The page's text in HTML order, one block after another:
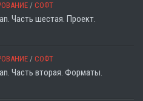
/ СОФТ
Часть шестая. Проект.
/ СОФТ
Часть вторая. Форматы.